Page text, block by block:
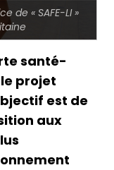
de « SAFE-LI »
santé-
projet
est de
aux